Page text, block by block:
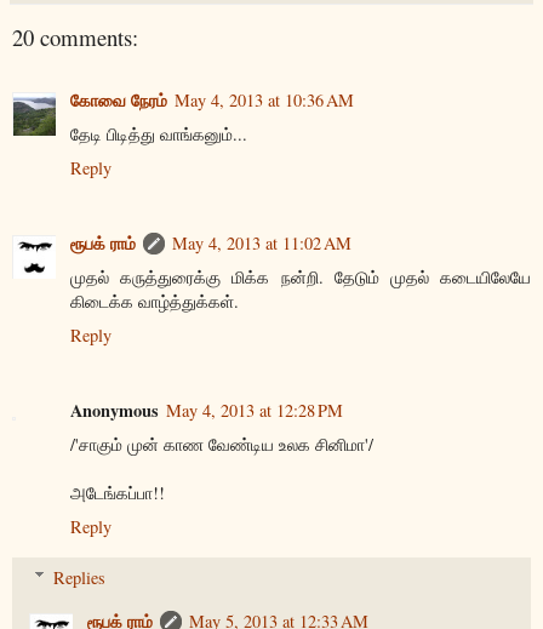
20 comments:
கோவை நேரம் May 4, 2013 at 10:36 AM
தேடி பிடித்து வாங்கனும்...
Reply
ரூபக் ராம்
May 4, 2013 at 11:02 AM
முதல் கருத்துரைக்கு மிக்க நன்றி. தேடும் முதல் கடையிலேயே
கிடைக்க வாழ்த்துக்கள்.
Reply
Anonymous May 4, 2013 at 12:28 PM
/'சாகும் முன் காண வேண்டிய உலக சினிமா'/
அடேங்கப்பா!!
Reply
Replies
ரூபக் ராம் May 5, 2013 at 12:33 AM